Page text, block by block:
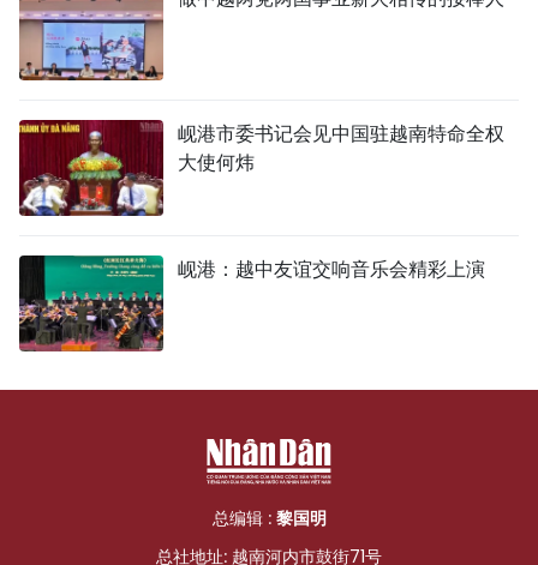
岘港市委书记会见中国驻越南特命全权
大使何炜
岘港：越中友谊交响音乐会精彩上演
总编辑 : 黎国明
总社地址: 越南河内市鼓街71号